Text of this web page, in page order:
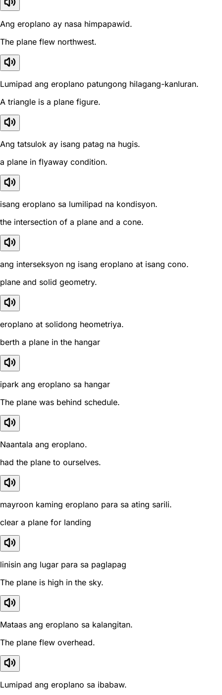
Ang eroplano ay nasa himpapawid.
The plane flew northwest.
Lumipad ang eroplano patungong hilagang-kanluran.
A triangle is a plane figure.
Ang tatsulok ay isang patag na hugis.
a plane in flyaway condition.
isang eroplano sa lumilipad na kondisyon.
the intersection of a plane and a cone.
ang interseksyon ng isang eroplano at isang cono.
plane and solid geometry.
eroplano at solidong heometriya.
berth a plane in the hangar
ipark ang eroplano sa hangar
The plane was behind schedule.
Naantala ang eroplano.
had the plane to ourselves.
mayroon kaming eroplano para sa ating sarili.
clear a plane for landing
linisin ang lugar para sa paglapag
The plane is high in the sky.
Mataas ang eroplano sa kalangitan.
The plane flew overhead.
Lumipad ang eroplano sa ibabaw.